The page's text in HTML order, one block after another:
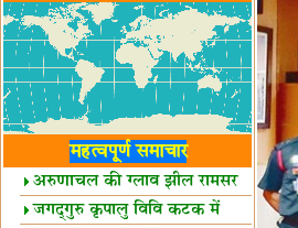
महत्वपूर्ण समाचार
अरुणाचल की ग्लाव झील रामसर
स्थल घोषित
जगद्गुरु कृपालु विवि कटक में